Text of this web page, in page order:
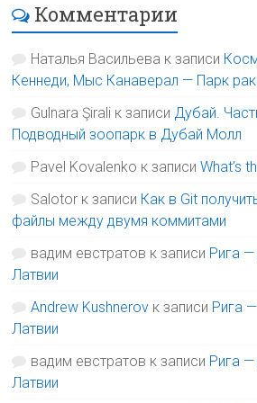
Комментарии
Наталья Васильева к записи
Кеннеди, Мыс Канаверал — Парк
Gulnara Şirali к записи Дубай.
Подводный зоопарк в Дубай Молл
Pavel Kovalenko к записиWhat’s
Salotor к записи Как в Git
файлы между двумя коммитами
вадим евстратов к записи Рига
Латвии
Andrew Kushnerov к записи Рига
Латвии
вадим евстратов к записи Рига
Латвии